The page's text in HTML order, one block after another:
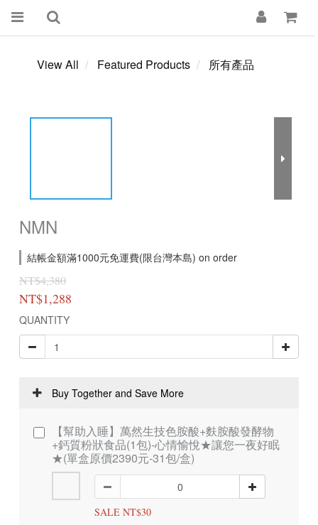
View All Featured Products 所有產品
NMN
結帳金額滿1000元免運費(限台灣本島) on order
NT$4,380
NT$1,288
QUANTITY
Buy Together and Save More
【幫助入睡】萬然生技色胺酸+麩胺酸發酵物
+鈣質粉狀食品(1包)-心情愉悅★讓您一夜好眠
★(單盒原價2390元-31包/盒)
SALE NT$30